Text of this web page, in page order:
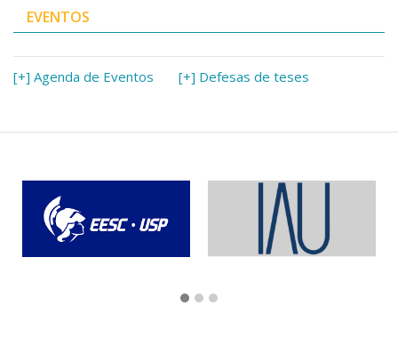
EVENTOS
[+] Agenda de Eventos [+] Defesas de teses